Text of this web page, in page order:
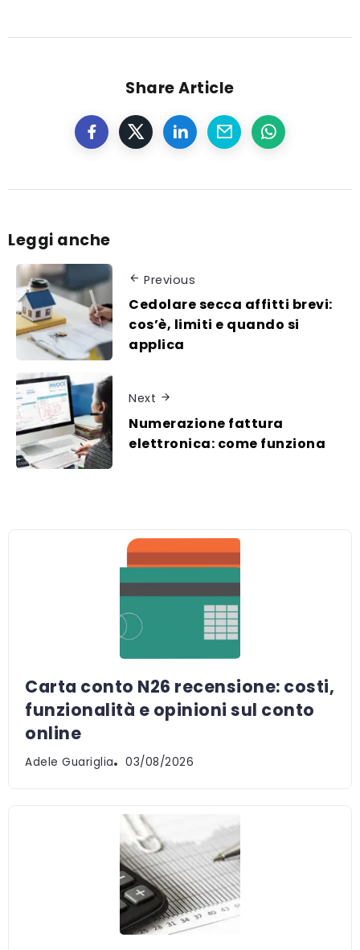
Bancoposta
Share Article
Leggi anche
Previous
Cedolare secca affitti brevi:
cos’è, limiti e quando si
applica
Next
Numerazione fattura
elettronica: come funziona
Carta conto N26 recensione: costi,
funzionalità e opinioni sul conto
online
Adele Guariglia 03/08/2026